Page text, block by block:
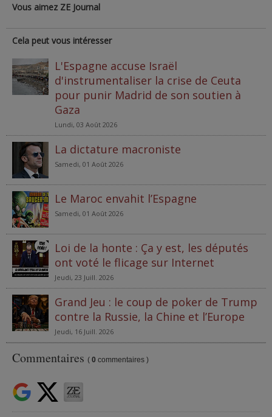
Vous aimez ZE Journal
Cela peut vous intéresser
L'Espagne accuse Israël
d'instrumentaliser la crise de Ceuta
pour punir Madrid de son soutien à
Gaza
Lundi, 03 Août 2026
La dictature macroniste
Samedi, 01 Août 2026
Le Maroc envahit l’Espagne
Samedi, 01 Août 2026
Loi de la honte : Ça y est, les députés
ont voté le flicage sur Internet
Jeudi, 23 Juill. 2026
Grand Jeu : le coup de poker de Trump
contre la Russie, la Chine et l’Europe
Jeudi, 16 Juill. 2026
Commentaires ( 0 commentaires )